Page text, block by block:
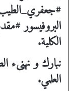
البروفيسور
الكلية.
نبارك و نهنىء
العلمي.